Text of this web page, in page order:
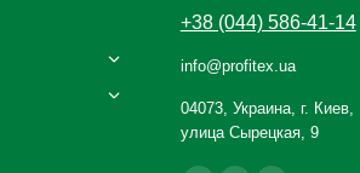
+38 (044) 586-41-14
info@profitex.ua
04073, Украина, г. Киев,
улица Сырецкая, 9